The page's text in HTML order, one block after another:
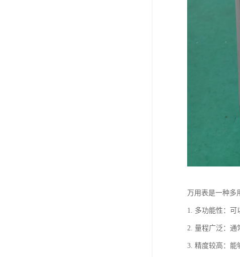
万用表是一种多
1. 多功能性：可
2. 量程广泛：通
3. 精度较高：能